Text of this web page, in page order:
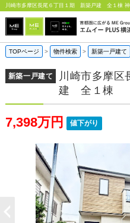
TOPページ > 物件検索 > 新築一戸建て
新築一戸建て
川崎市多摩
建 全１棟
7,398万円 値下がり